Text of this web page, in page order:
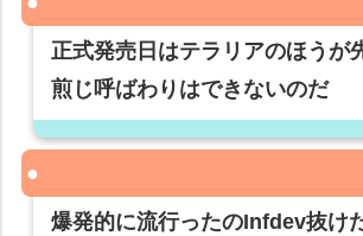
正式発売日はテラリアのほうが
煎じ呼ばわりはできないのだ
爆発的に流行ったのInfdev抜け